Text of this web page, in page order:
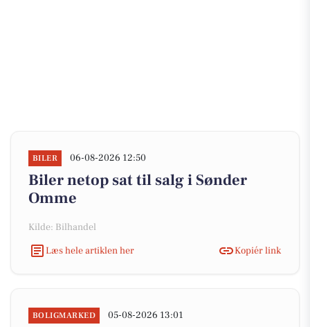
BILER 06-08-2026 12:50
Biler netop sat til salg i Sønder
Omme
Kilde: Bilhandel
Læs hele artiklen her
Kopiér link
BOLIGMARKED 05-08-2026 13:01